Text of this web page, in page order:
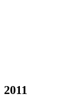
2011